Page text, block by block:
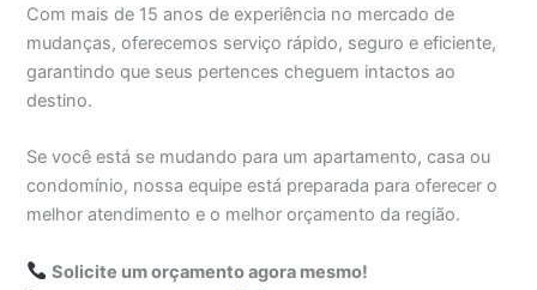
Com mais de 15 anos de experiência no mercado de
mudanças, oferecemos serviço rápido, seguro e eficiente,
garantindo que seus pertences cheguem intactos ao
destino.
Se você está se mudando para um apartamento, casa ou
condomínio, nossa equipe está preparada para oferecer o
melhor atendimento e o melhor orçamento da região.
Solicite um orçamento agora mesmo!